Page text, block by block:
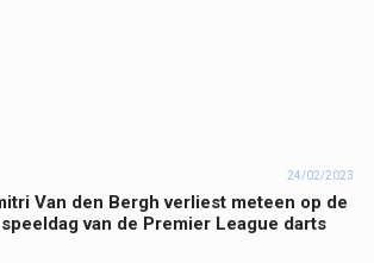
24/02/2023
Van den Bergh verliest meteen op de
van de Premier League darts